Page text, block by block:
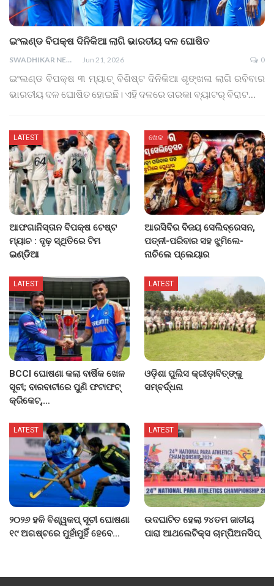
ଇଂଲଣ୍ଡ ବିପକ୍ଷ ଦିନିକିଆ ଲାଗି ଭାରତୀୟ ଦଳ ଘୋଷିତ
SWADHIKAR NEWS Jun 21, 2026 0
ଇଂଲଣ୍ଡ ବିପକ୍ଷ ୩ ମ୍ୟାଚ୍‌ ବିଶିଷ୍ଟ ଦିନିକିଆ ଶୃଙ୍ଖଳା ଲାଗି ରବିବାର
ଭାରତୀୟ ଦଳ ଘୋଷିତ ହୋଇଛି। ଏହି ଦଳରେ ତାରକା ବ୍ୟାଟର୍‌ ବିରାଟ…
LATEST
ଆଫଗାନିସ୍ତାନ ବିପକ୍ଷ ଟେଷ୍ଟ
ମ୍ୟାଚ : ଦୃଢ଼ ସ୍ଥିତିରେ ଟିମ
ଇଣ୍ଡିଆ
ଖେଳ
ଆରସିବିର ବିଜୟ ସେଲିବ୍ରେସନ,
ପତ୍ନୀ-ପରିବାର ସହ ଝୁମିଲେ-
ନାଚିଲେ ପ୍ଲେୟାର
LATEST
BCCI ଘୋଷଣା କଲା ବାର୍ଷିକ ଖେଳ
ସୂଚୀ; ବାରବାଟୀରେ ପୁଣି ଫଟାଫଟ୍
କ୍ରିକେଟ୍,…
LATEST
ଓଡ଼ିଶା ପୁଲିସ କ୍ରୀଡ଼ାବିତ୍‌ଙ୍କୁ
ସମ୍ବର୍ଦ୍ଧନା
LATEST
୨୦୨୬ ହକି ବିଶ୍ୱକପ୍ ସୂଚୀ ଘୋଷଣା
୧୯ ଅଗଷ୍ଟରେ ମୁହାଁମୁହିଁ ହେବେ…
LATEST
ଉଦଘାଟିତ ହେଲା ୨୪ତମ ଜାତୀୟ
ପାରା ଆଥଲେଟିକ୍ସ ଚାମ୍ପିଅନସିପ୍